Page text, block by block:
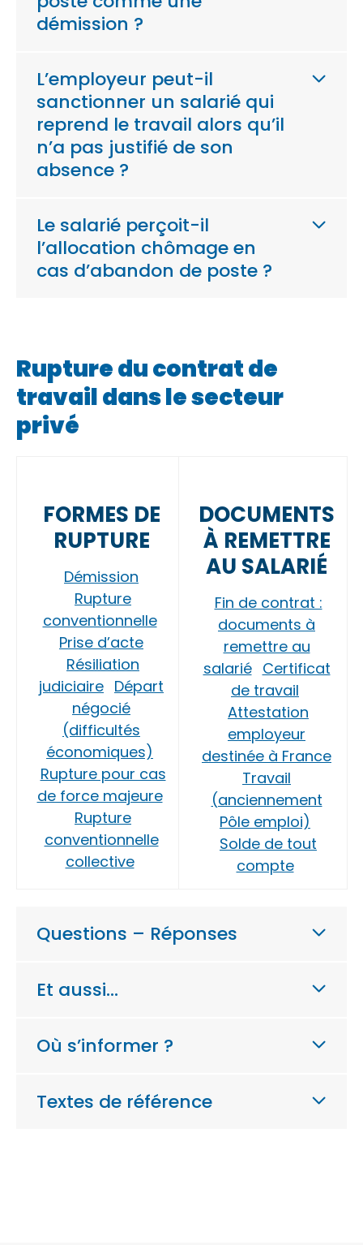
démission ?
L’employeur peut-il
sanctionner un salarié qui
reprend le travail alors qu’il
n’a pas justifié de son
absence ?
Le salarié perçoit-il
l’allocation chômage en
cas d’abandon de poste ?
Rupture du contrat de
travail dans le secteur
privé
FORMES DE
RUPTURE
Démission
Rupture
conventionnelle
Prise d’acte
Résiliation
judiciaire Départ
négocié
(difficultés
économiques)
Rupture pour cas
de force majeure
Rupture
conventionnelle
collective
DOCUMENTS
À REMETTRE
AU SALARIÉ
Fin de contrat :
documents à
remettre au
salarié Certificat
de travail
Attestation
employeur
destinée à France
Travail
(anciennement
Pôle emploi)
Solde de tout
compte
Questions – Réponses
Et aussi…
Où s’informer ?
Textes de référence